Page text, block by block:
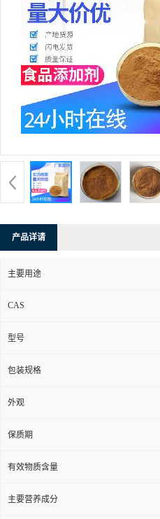
产品详请
主要用途
CAS
型号
包装规格
外观
保质期
有效物质含量
主要营养成分